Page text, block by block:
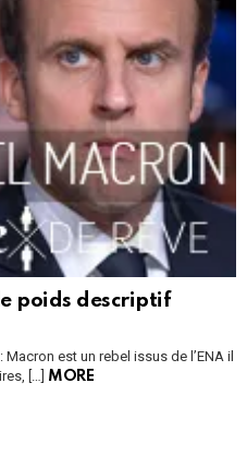
poids descriptif
est un rebel issus de l’ENA il
[…] MORE